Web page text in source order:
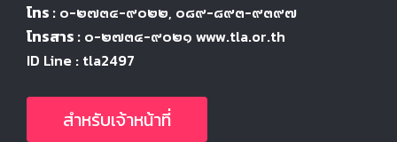
โทร : ๐-๒๗๓๔-๙๐๒๒, ๐๘๙-๘๙๓-๙๓๙๗
โทรสาร : ๐-๒๗๓๔-๙๐๒๑ www.tla.or.th
ID Line : tla2497
สำหรับเจ้าหน้าที่